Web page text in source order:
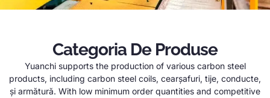
Categoria De Produse
Yuanchi supports the production of various carbon steel
products, including carbon steel coils, cearșafuri, tije, conducte,
și armătură. With low minimum order quantities and competitive